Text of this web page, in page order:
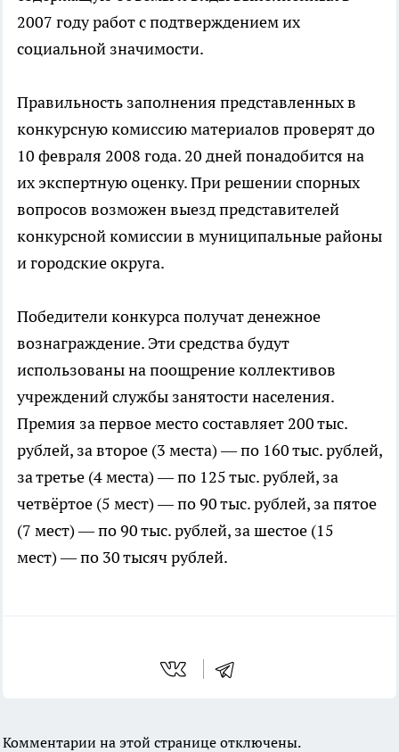
2007 году работ с подтверждением их
социальной значимости.
Правильность заполнения представленных в
конкурсную комиссию материалов проверят до
10 февраля 2008 года. 20 дней понадобится на
их экспертную оценку. При решении спорных
вопросов возможен выезд представителей
конкурсной комиссии в муниципальные районы
и городские округа.
Победители конкурса получат денежное
вознаграждение. Эти средства будут
использованы на поощрение коллективов
учреждений службы занятости населения.
Премия за первое место составляет 200 тыс.
рублей, за второе (3 места) — по 160 тыс. рублей,
за третье (4 места) — по 125 тыс. рублей, за
четвёртое (5 мест) — по 90 тыс. рублей, за пятое
(7 мест) — по 90 тыс. рублей, за шестое (15
мест) — по 30 тысяч рублей.
Комментарии на этой странице отключены.